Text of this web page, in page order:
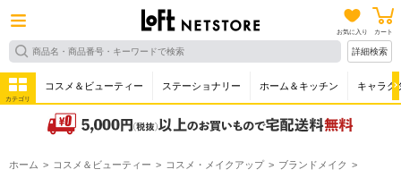
お気に入り カート
詳細検索
カテゴリ
コスメ＆ビューティー ステーショナリー ホーム＆キッチン キャラク
ホーム コスメ＆ビューティー コスメ・メイクアップ
ブランドメイク